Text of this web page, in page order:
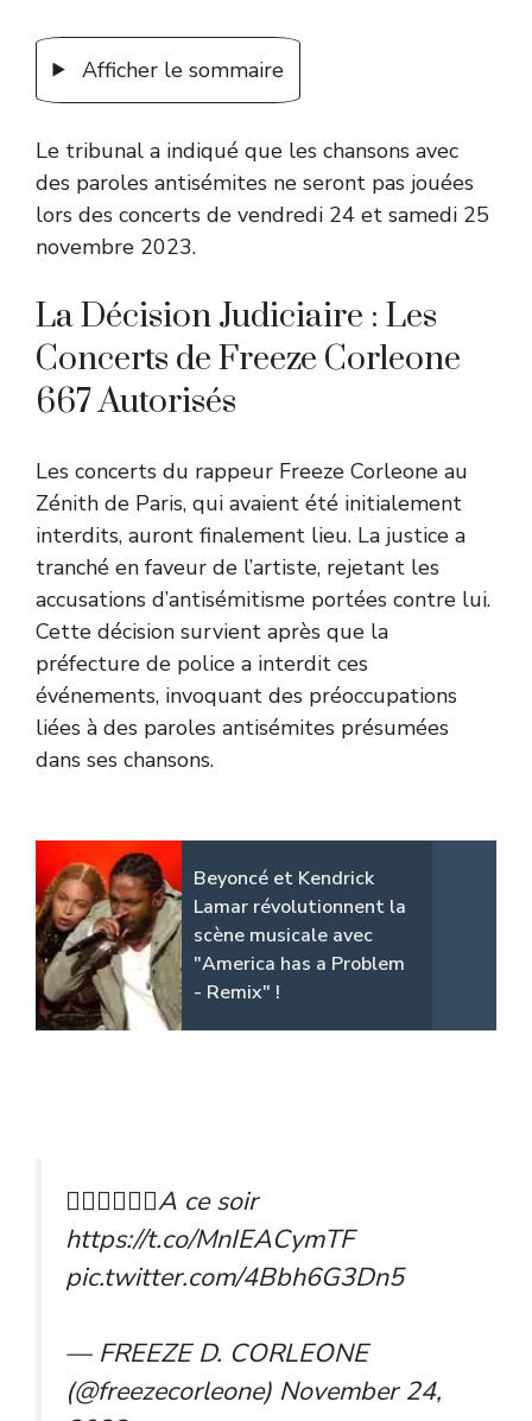
Afficher le sommaire
Le tribunal a indiqué que les chansons avec
des paroles antisémites ne seront pas jouées
lors des concerts de vendredi 24 et samedi 25
novembre 2023.
La Décision Judiciaire : Les
Concerts de Freeze Corleone
667 Autorisés
Les concerts du rappeur Freeze Corleone au
Zénith de Paris, qui avaient été initialement
interdits, auront finalement lieu. La justice a
tranché en faveur de l’artiste, rejetant les
accusations d’antisémitisme portées contre lui.
Cette décision survient après que la
préfecture de police a interdit ces
événements, invoquant des préoccupations
liées à des paroles antisémites présumées
dans ses chansons.
Beyoncé et Kendrick
Lamar révolutionnent la
scène musicale avec
"America has a Problem
- Remix" !
☝🏾☝🏾☝🏾A ce soir
https://t.co/MnIEACymTF
pic.twitter.com/4Bbh6G3Dn5
— FREEZE D. CORLEONE
(@freezecorleone) November 24,